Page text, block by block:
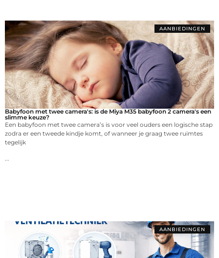
AANBIEDINGEN
Babyfoon met twee camera's: is de Miya M35 babyfoon 2 camera's een
slimme keuze?
Een babyfoon met twee camera’s is voor veel ouders een logische stap
zodra er een tweede kindje komt, of wanneer je graag twee ruimtes
tegelijk
AANBIEDINGEN